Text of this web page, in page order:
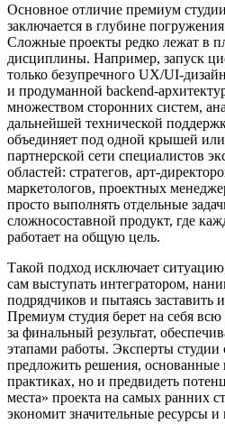
Основное отличие премиум
заключается в глубине
Сложные проекты редко лежат в
дисциплины. Например, запуск
только безупречного UX/UI-
и продуманной backend-
множеством сторонних систем,
дальнейшей технической
объединяет под одной крышей
партнерской сети специалистов
областей: стратегов, арт-
маркетологов, проектных
просто выполнять отдельные
сложносоставной продукт, где
работает на общую цель.
Такой подход исключает
сам выступать интегратором,
подрядчиков и пытаясь заставить
Премиум студия берет на себя всю
за финальный результат,
этапами работы. Эксперты студии
предложить решения,
практиках, но и предвидеть
места» проекта на самых ранних
экономит значительные ресурсы и